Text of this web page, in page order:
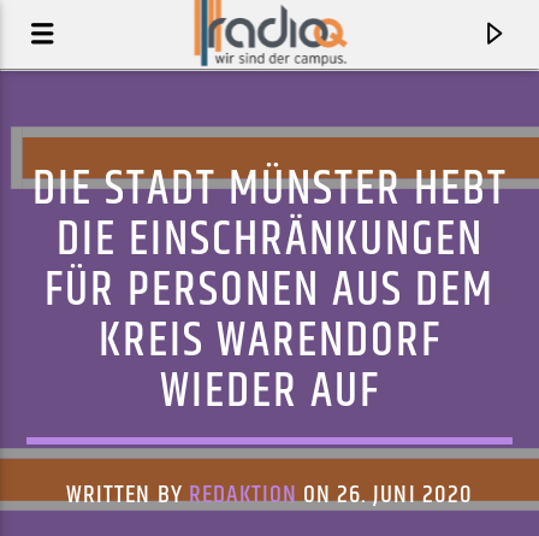
AKTUELLER TRACK
4 AM
LADY DAISEY
DIE STADT MÜNSTER HEBT
DIE EINSCHRÄNKUNGEN
FÜR PERSONEN AUS DEM
KREIS WARENDORF
WIEDER AUF
WRITTEN BYREDAKTIONON 26. JUNI 2020